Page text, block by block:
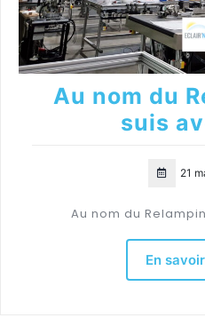
Au nom du
suis
21
Au nom du
En